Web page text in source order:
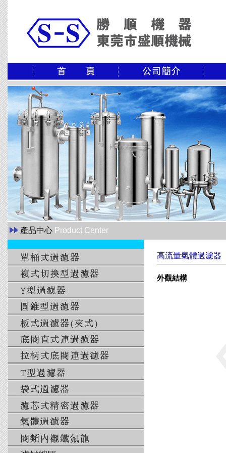
產品中心 Product Center
高流量氣體過濾器
外觀結構